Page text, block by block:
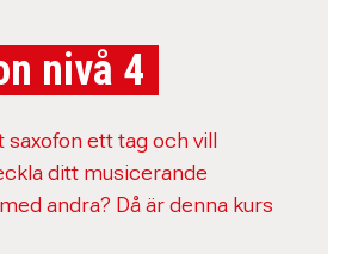
nivå 4
saxofon ett tag och vill
ditt musicerande
andra? Då är denna kurs